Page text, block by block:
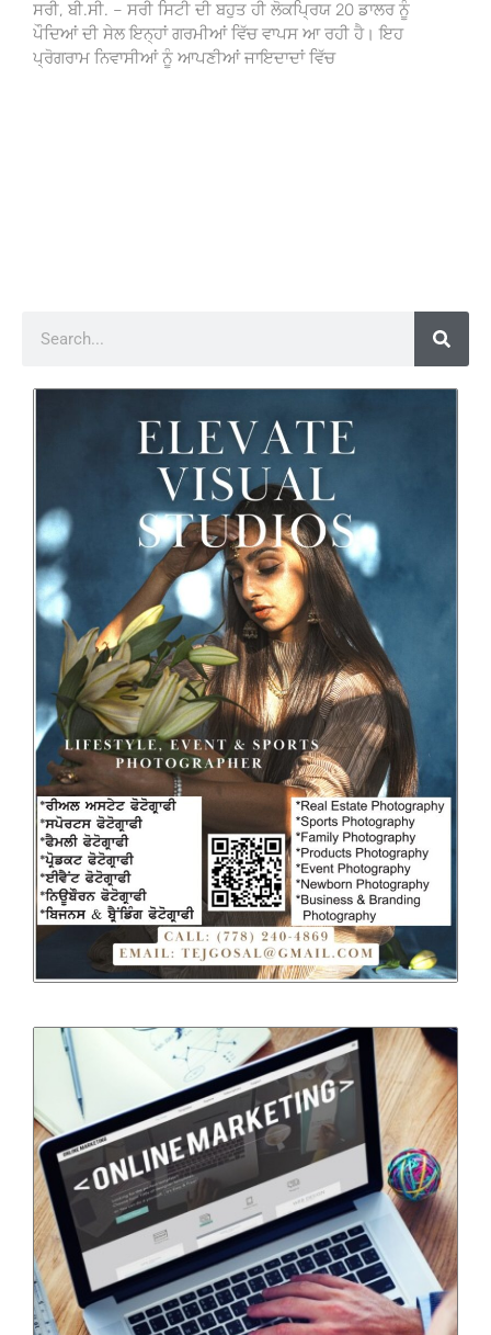
ਸਰੀ, ਬੀ.ਸੀ. – ਸਰੀ ਸਿਟੀ ਦੀ ਬਹੁਤ ਹੀ ਲੋਕਪ੍ਰਿਯ 20 ਡਾਲਰ ਨੂੰ
ਪੌਦਿਆਂ ਦੀ ਸੇਲ ਇਨ੍ਹਾਂ ਗਰਮੀਆਂ ਵਿੱਚ ਵਾਪਸ ਆ ਰਹੀ ਹੈ। ਇਹ
ਪ੍ਰੋਗਰਾਮ ਨਿਵਾਸੀਆਂ ਨੂੰ ਆਪਣੀਆਂ ਜਾਇਦਾਦਾਂ ਵਿੱਚ